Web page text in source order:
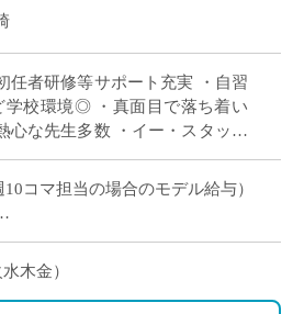
任者研修等サポート充実 ・自習
学校環境◎ ・真面目で落ち着い
心な先生多数 ・イー・スタッフ
かを判断いただくこ […]
コマ担当の場合のモデル給与）
木金）